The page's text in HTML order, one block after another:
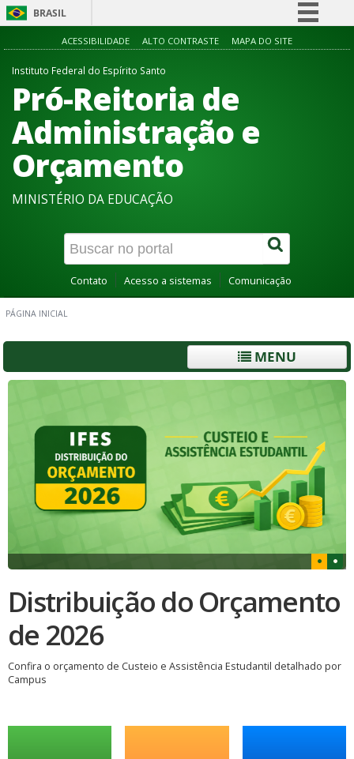
BRASIL
Simplifique!
Acesso à informação
Legislação
ACESSIBILIDADE ALTO CONTRASTE MAPA DO SITE
Instituto Federal do Espírito Santo
Pró-Reitoria de
Administração e
Orçamento
MINISTÉRIO DA EDUCAÇÃO
Contato Acesso a sistemas Comunicação
PÁGINA INICIAL
MENU
Distribuição do Orçamento
de 2026
Confira o orçamento de Custeio e Assistência Estudantil detalhado por
Campus